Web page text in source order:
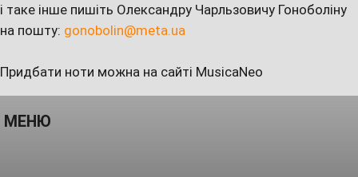
і таке інше пишіть Олександру Чарльзовичу Гоноболіну
на пошту: gonobolin@meta.ua
Придбати ноти можна на сайті MusicaNeo
МЕНЮ